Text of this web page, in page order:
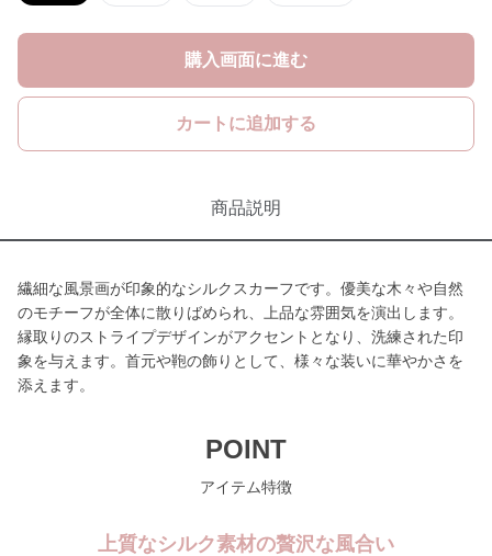
購入画面に進む
カートに追加する
商品説明
繊細な風景画が印象的なシルクスカーフです。優美な木々や自然
のモチーフが全体に散りばめられ、上品な雰囲気を演出します。
縁取りのストライプデザインがアクセントとなり、洗練された印
象を与えます。首元や鞄の飾りとして、様々な装いに華やかさを
添えます。
POINT
アイテム特徴
上質なシルク素材の贅沢な風合い